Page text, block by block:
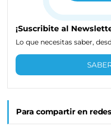
¡Suscribite al
Lo que necesitas saber,
Para compartir en redes